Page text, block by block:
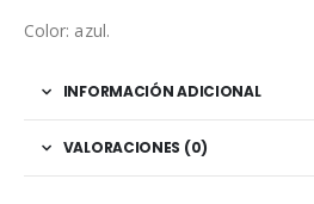
Color: azul.
INFORMACIÓN ADICIONAL
VALORACIONES (0)